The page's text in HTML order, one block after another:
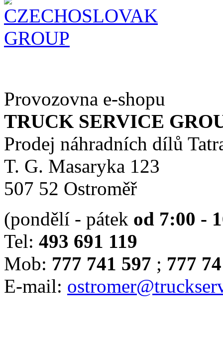
Provozovna e-shopu
TRUCK SERVICE
Prodej náhradních dílů
T. G. Masaryka 123
507 52 Ostroměř
(pondělí - pátek od 7:00 -
Tel: 493 691 119
Mob: 777 741 597 ; 777
E-mail: